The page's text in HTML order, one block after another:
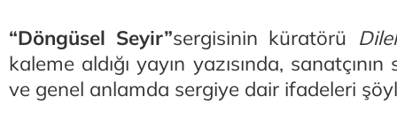
“Döngüsel Seyir”sergisinin küratörü
kaleme aldığı yayın yazısında, sanatçının
ve genel anlamda sergiye dair ifadeleri